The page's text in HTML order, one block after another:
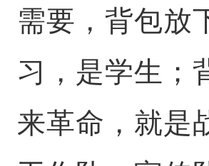
需要，背包放
习，是学生；
来革命，就是